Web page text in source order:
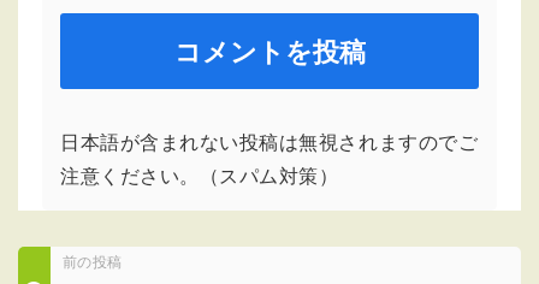
日本語が含まれない投稿は無視されますのでご
注意ください。（スパム対策）
前の投稿